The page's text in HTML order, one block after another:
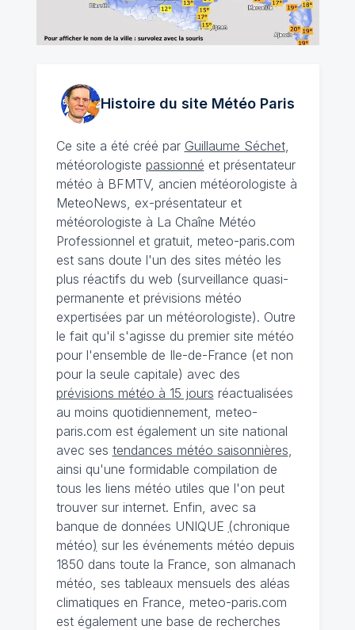
Histoire du site MétéoParis
Ce site a été créé par Guillaume Séchet,
météorologiste passionné et présentateur
météo à BFMTV, ancien météorologiste à
MeteoNews, ex-présentateur et
météorologiste à La Chaîne Météo
Professionnel et gratuit, meteo-paris.com
est sans doute l'un des sites météo les
plus réactifs du web (surveillance quasi-
permanente et prévisions météo
expertisées par un météorologiste). Outre
le fait qu'il s'agisse du premier site météo
pour l'ensemble de Ile-de-France (et non
pour la seule capitale) avec des
prévisions météo à 15 jours réactualisées
au moins quotidiennement, meteo-
paris.com est également un site national
avec ses tendances météo saisonnières,
ainsi qu'une formidable compilation de
tous les liens météo utiles que l'on peut
trouver sur internet. Enfin, avec sa
banque de données UNIQUE (chronique
météo) sur les événements météo depuis
1850 dans toute la France, son almanach
météo, ses tableaux mensuels des aléas
climatiques en France, meteo-paris.com
est également une base de recherches